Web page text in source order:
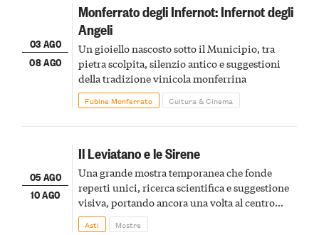
03 AGO
08 AGO
Monferrato degli Infernot: Infernot degli
Angeli
Un gioiello nascosto sotto il Municipio, tra
pietra scolpita, silenzio antico e suggestioni
della tradizione vinicola monferrina
Fubine Monferrato Cultura & Cinema
05 AGO
10 AGO
Il Leviatano e le Sirene
Una grande mostra temporanea che fonde
reperti unici, ricerca scientifica e suggestione
visiva, portando ancora una volta al centro
della scena le meraviglie del passato astigiano
Asti Mostre